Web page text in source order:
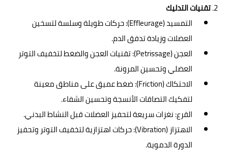
2. تقنيات التدليك
التمسيد (Effleurage): حركات طويلة وسلسة لتسخين
العضلات وزيادة تدفق الدم.
العجن (Petrissage): تقنيات العجن والضغط لتخفيف التوتر
العضلي وتحسين المرونة.
الاحتكاك (Friction): ضغط عميق على مناطق معينة
لتفكيك التصاقات الأنسجة وتحسين الشفاء.
القرع: نغزات سريعة لتحفيز العضلات قبل النشاط البدني.
الاهتزاز (Vibration): حركات اهتزازية لتخفيف التوتر وتحفيز
الدورة الدموية.